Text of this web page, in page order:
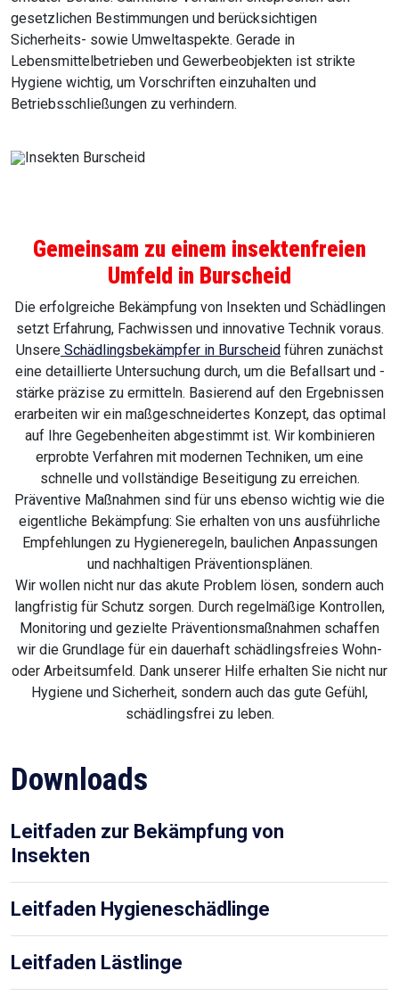
gesetzlichen Bestimmungen und berücksichtigen
Sicherheits- sowie Umweltaspekte. Gerade in
Lebensmittelbetrieben und Gewerbeobjekten ist strikte
Hygiene wichtig, um Vorschriften einzuhalten und
Betriebsschließungen zu verhindern.
Gemeinsam zu einem insektenfreien
Umfeld in Burscheid
Die erfolgreiche Bekämpfung von Insekten und Schädlingen
setzt Erfahrung, Fachwissen und innovative Technik voraus.
Unsere Schädlingsbekämpfer in Burscheid führen zunächst
eine detaillierte Untersuchung durch, um die Befallsart und -
stärke präzise zu ermitteln. Basierend auf den Ergebnissen
erarbeiten wir ein maßgeschneidertes Konzept, das optimal
auf Ihre Gegebenheiten abgestimmt ist. Wir kombinieren
erprobte Verfahren mit modernen Techniken, um eine
schnelle und vollständige Beseitigung zu erreichen.
Präventive Maßnahmen sind für uns ebenso wichtig wie die
eigentliche Bekämpfung: Sie erhalten von uns ausführliche
Empfehlungen zu Hygieneregeln, baulichen Anpassungen
und nachhaltigen Präventionsplänen.
Wir wollen nicht nur das akute Problem lösen, sondern auch
langfristig für Schutz sorgen. Durch regelmäßige Kontrollen,
Monitoring und gezielte Präventionsmaßnahmen schaffen
wir die Grundlage für ein dauerhaft schädlingsfreies Wohn-
oder Arbeitsumfeld. Dank unserer Hilfe erhalten Sie nicht nur
Hygiene und Sicherheit, sondern auch das gute Gefühl,
schädlingsfrei zu leben.
Downloads
Leitfaden zur Bekämpfung von
Insekten
Leitfaden Hygieneschädlinge
Leitfaden Lästlinge